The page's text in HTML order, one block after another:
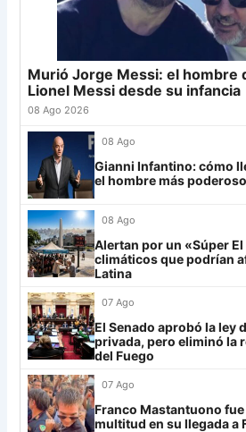
Grupo G
Mirassol
Lanús
Always Ready
Grupo H
IDV
Rosario Central
UCV FC
Sarmiento 19
19
Newell's 19
26 Central Córdoba 19
27 Platense
28 Riestra
Aldosivi
30 Estudiantes RC 19
Murió Jorge Messi: el hombre
Lionel Messi desde su infancia
08 Ago 2026
08 Ago
Gianni Infantino: cómo
el hombre más
08 Ago
Alertan por un «Súper
climáticos que podrían
Latina
07 Ago
El Senado aprobó la ley
privada, pero eliminó la
del Fuego
07 Ago
Franco Mastantuono
multitud en su llegada a